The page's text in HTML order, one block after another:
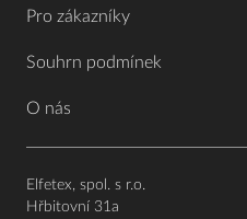
Pro zákazníky
Souhrn podmínek
O nás
Elfetex, spol. s r.o.
Hřbitovní 31a